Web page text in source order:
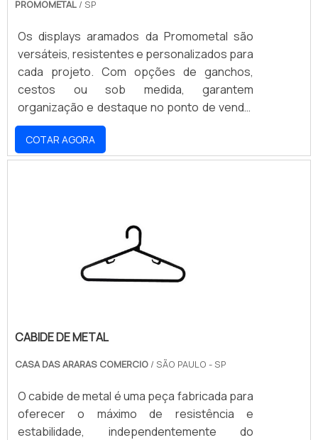
PROMOMETAL / SP
Os displays aramados da Promometal são
versáteis, resistentes e personalizados para
cada projeto. Com opções de ganchos,
cestos ou sob medida, garantem
organização e destaque no ponto de venda,
sempre alinhados à identidade visual da sua
marca. Ideais para diversos segmentos do
varejo, oferecem durabilidade e exposição
um orçamento e transforme seu PDV com a
COTAR AGORA
CABIDE DE METAL
CASA DAS ARARAS COMERCIO / SÃO PAULO - SP
O cabide de metal é uma peça fabricada para
oferecer o máximo de resistência e
estabilidade, independentemente do